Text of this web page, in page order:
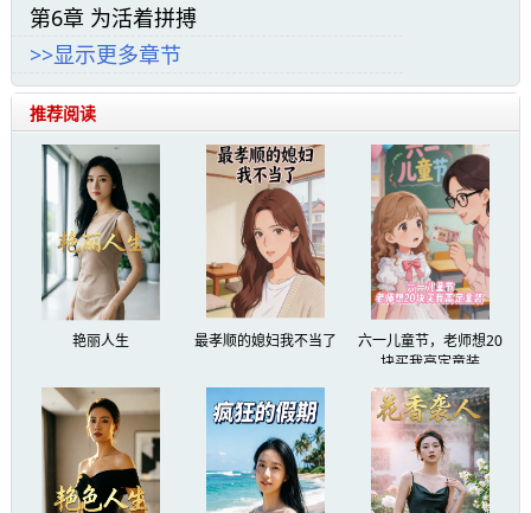
酉月，庚辰日，午时三刻，菜市口。
监斩官右卫大将军武长青一声喝：“午时三刻
已到，行刑。”
监斩台跪着一溜犯人，脖子上插着一个“犯由
牌”。
一个犯人一甩头，大吼一声：“老子死得
刽子手嘿嘿一笑：“李笑，放心吧，老子给你
来个一刀断头，给你个痛快。”
第6章 为活着拼搏
>>显示更多章节
推荐阅读
艳丽人生 最孝顺的媳妇我不当了
六一儿童节，老师想20
块买我高定童装